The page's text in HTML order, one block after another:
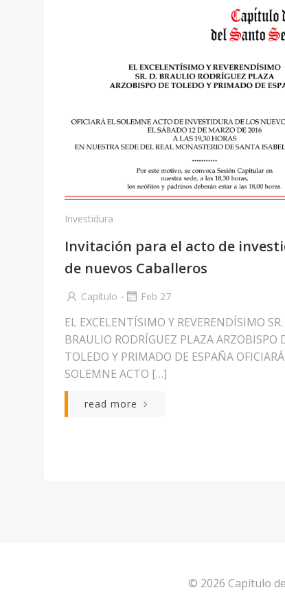
Investidura
Invitación para el acto de
de nuevos Caballeros
Capítulo - Feb 27
EL EXCELENTÍSIMO Y REVERENDÍSIMO SR.
BRAULIO RODRÍGUEZ PLAZA ARZOBISPO
TOLEDO Y PRIMADO DE ESPAÑA
SOLEMNE ACTO […]
read more
© 2026 Capítulo